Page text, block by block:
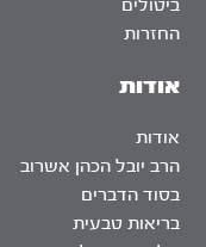
אודות
אודות
הרב יובל הכהן אשרוב
בסוד הדברים
בריאות טבעית
ביטולים
החזרות